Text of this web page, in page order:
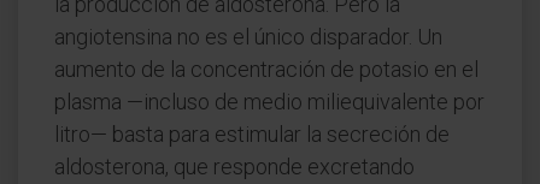
angiotensina no es el único disparador. Un
aumento de la concentración de potasio en el
plasma —incluso de medio miliequivalente por
litro— basta para estimular la secreción de
aldosterona, que responde excretando